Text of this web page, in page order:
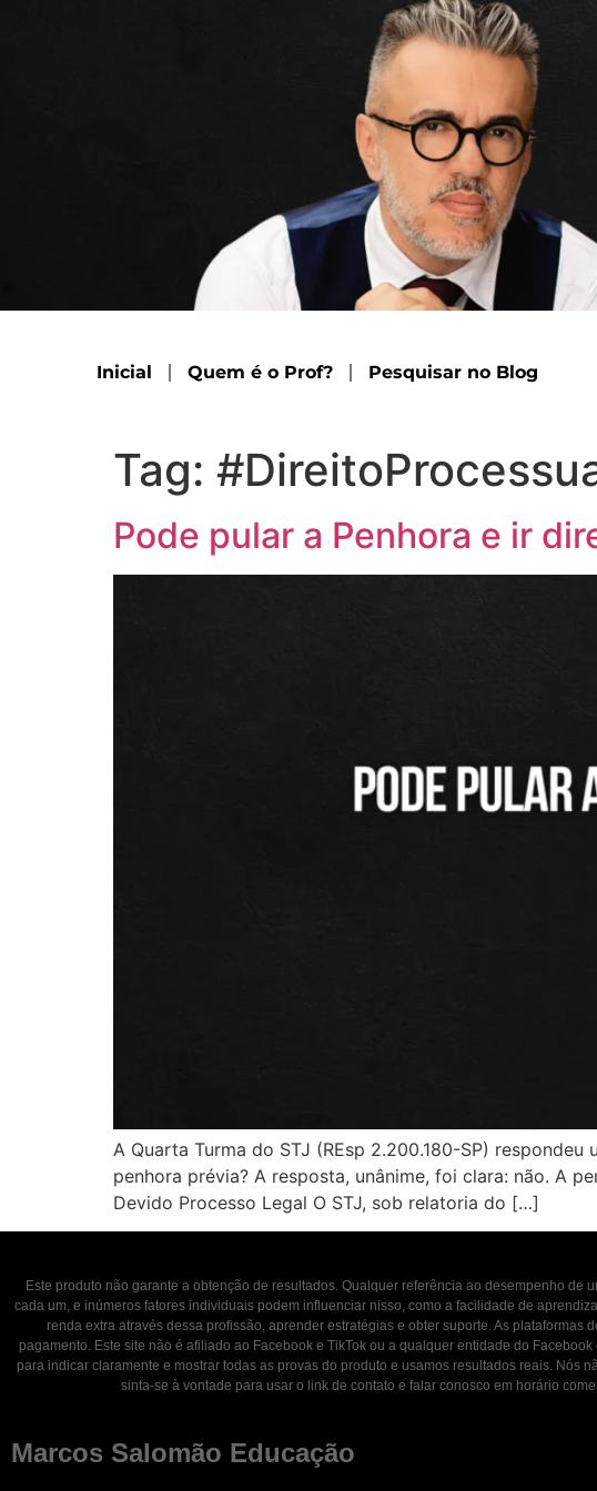
Inicial Quem é o Prof? Pesquisar no Blog
Tag:
Pode pular a Penhora e ir
A Quarta Turma do STJ (REsp 2.200.180-SP)
penhora prévia? A resposta, unânime, foi clara: não. A
Devido Processo Legal O STJ, sob relatoria do […]
Este produto não garante a obtenção de resultados. Qualquer referência ao desempenho
cada um, e inúmeros fatores individuais podem influenciar nisso, como a facilidade de
renda extra através dessa profissão, aprender estratégias e obter suporte. As
pagamento. Este site não é afiliado ao Facebook e TikTok ou a qualquer entidade do
para indicar claramente e mostrar todas as provas do produto e usamos resultados reais.
sinta-se à vontade para usar o link de contato e falar conosco em horário
Marcos Salomão Educação